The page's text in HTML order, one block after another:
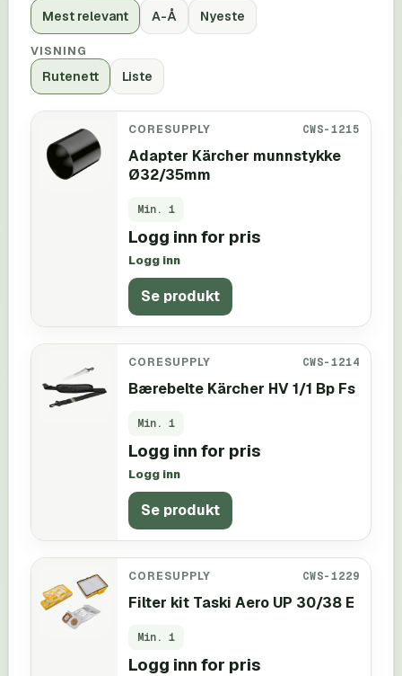
Mest relevant A-Å Nyeste
VISNING
Rutenett Liste
CORESUPPLY CWS-1215
Adapter Kärcher munnstykke
Ø32/35mm
Min. 1
Logg inn for pris
Logg inn
Se produkt
CORESUPPLY CWS-1214
Bærebelte Kärcher HV 1/1 Bp Fs
Min. 1
Logg inn for pris
Logg inn
Se produkt
CORESUPPLY CWS-1229
Filter kit Taski Aero UP 30/38 E
Min. 1
Logg inn for pris